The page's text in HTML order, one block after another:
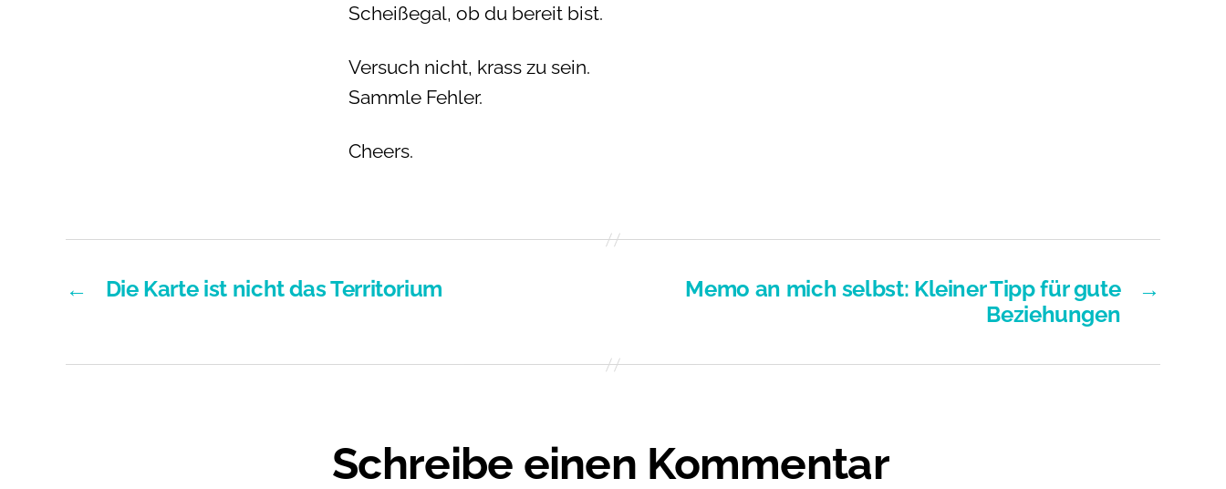
Scheißegal, ob du bereit bist.
Versuch nicht, krass zu sein.
Sammle Fehler.
Cheers.
← Die Karte ist nicht das Territorium →
Memo an mich selbst: Kleiner Tipp für gute
Beziehungen
Schreibe einen Kommentar